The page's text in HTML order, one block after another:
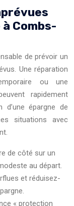
Combs-
de prévoir un
Une réparation
ou une
rapidement
d’une épargne de
situations avec
de côté sur un
au départ.
et réduisez-
« protection